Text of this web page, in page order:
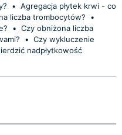
• Agregacja płytek krwi - co
liczba trombocytów?
•
• Czy obniżona liczba
• Czy wykluczenie
nadpłytkowość